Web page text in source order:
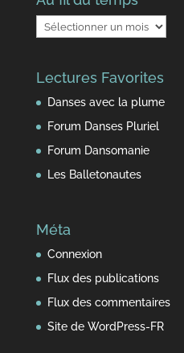
Au
fil
temps
Lectures Favorites
Danses avec la plume
Forum Danses Pluriel
Forum Dansomanie
Les Balletonautes
Méta
Connexion
Flux des publications
Flux des commentaires
Site de WordPress-FR